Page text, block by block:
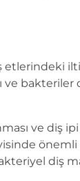
etlerindeki
ve bakteriler
ve diş
önemli
diş